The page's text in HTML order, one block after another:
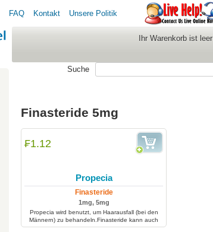
FAQ Kontakt Unsere Politik
Ihr Warenkorb ist leer
Suche
Finasteride 5mg
₣1.12
Propecia
Finasteride
1mg, 5mg
Propecia wird benutzt, um Haarausfall (bei den
Männern) zu behandeln.Finasteride kann auch
verwendet werden, um Prostatakrebs, sowie die